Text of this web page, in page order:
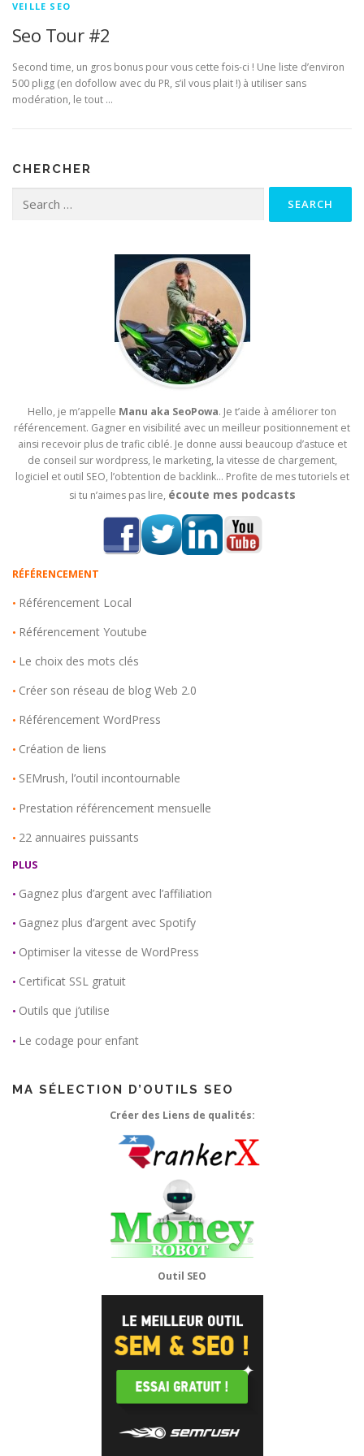
VEILLE SEO
Seo Tour #2
Second time, un gros bonus pour vous cette fois-ci ! Une liste d’environ
500 pligg (en dofollow avec du PR, s’il vous plait !) à utiliser sans
modération, le tout …
CHERCHER
Hello, je m’appelle Manu aka SeoPowa. Je t’aide à améliorer ton
référencement. Gagner en visibilité avec un meilleur positionnement et
ainsi recevoir plus de trafic ciblé. Je donne aussi beaucoup d’astuce et
de conseil sur wordpress, le marketing, la vitesse de chargement,
logiciel et outil SEO, l’obtention de backlink… Profite de mes tutoriels et
si tu n’aimes pas lire, écoute mes podcasts
RÉFÉRENCEMENT
• Référencement Local
• Référencement Youtube
• Le choix des mots clés
• Créer son réseau de blog Web 2.0
• Référencement WordPress
• Création de liens
• SEMrush, l’outil incontournable
• Prestation référencement mensuelle
• 22 annuaires puissants
PLUS
• Gagnez plus d’argent avec l’affiliation
• Gagnez plus d’argent avec Spotify
• Optimiser la vitesse de WordPress
• Certificat SSL gratuit
• Outils que j’utilise
• Le codage pour enfant
MA SÉLECTION D’OUTILS SEO
Créer des Liens de qualités:
Outil SEO